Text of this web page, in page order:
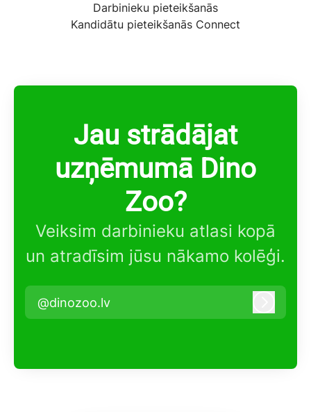
Darbinieku pieteikšanās
Kandidātu pieteikšanās Connect
Jau strādājat
uzņēmumā Dino
Zoo?
Veiksim darbinieku atlasi kopā
un atradīsim jūsu nākamo kolēģi.
@dinozoo.lv